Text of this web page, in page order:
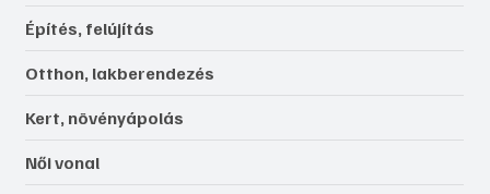
Építés, felújítás
Otthon, lakberendezés
Kert, növényápolás
Női vonal